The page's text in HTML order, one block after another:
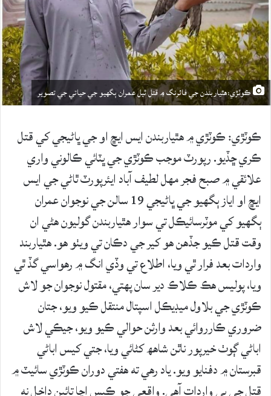
ڪوٽڙي:هٿياربندن جي فائرنگ ۾ قتل ٿيل عمران ٻگهيو جي حياتي جي تصوير
ڪوٽڙي: ڪوٽڙي ۾ هٿياربندن ايس ايڇ او جي ڀاڻيجي کي قتل
ڪري ڇڏيو. رپورٽ موجب ڪوٽڙي جي ڀٽائي ڪالوني واري
علائقي ۾ صبح فجر مهل لطيف آباد ايئرپورٽ ٿاڻي جي ايس
ايڇ او اياز ٻگهيو جي ڀاڻيجي 19 سالن جي نوجوان عمران
ٻگهيو کي موٽرسائيڪل تي سوار هٿياربندن گوليون هڻي ان
وقت قتل ڪيو جڏهن هو کير جي دڪان تي ويٺو هو. هٿياربند
واردات بعد فرار ٿي ويا، اطلاع تي وڏي انگ ۾ رهواسي گڏ ٿي
ويا، پوليس هڪ ڪلاڪ دير سان پهتي، مقتول نوجوان جو لاش
ڪوٽڙي جي بلاول ميڊيڪل اسپتال منتقل ڪيو ويو، جتان
ضروري ڪارروائي بعد وارثن حوالي ڪيو ويو، جيڪي لاش
اباڻي ڳوٺ خيرپور ناٿن شاهھ کڻائي ويا، جتي کيس اباڻي
قبرستان ۾ دفنايو ويو. ياد رهي ته هفتي دوران ڪوٽڙي سائيٽ ۾